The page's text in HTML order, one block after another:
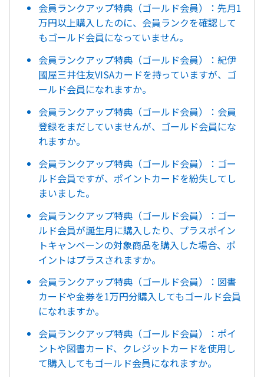
会員ランクアップ特典（ゴールド会員）：先月1
万円以上購入したのに、会員ランクを確認して
もゴールド会員になっていません。
会員ランクアップ特典（ゴールド会員）：紀伊
國屋三井住友VISAカードを持っていますが、ゴ
ールド会員になれますか。
会員ランクアップ特典（ゴールド会員）：会員
登録をまだしていませんが、ゴールド会員にな
れますか。
会員ランクアップ特典（ゴールド会員）：ゴー
ルド会員ですが、ポイントカードを紛失してし
まいました。
会員ランクアップ特典（ゴールド会員）：ゴー
ルド会員が誕生月に購入したり、プラスポイン
トキャンペーンの対象商品を購入した場合、ポ
イントはプラスされますか。
会員ランクアップ特典（ゴールド会員）：図書
カードや金券を1万円分購入してもゴールド会員
になれますか。
会員ランクアップ特典（ゴールド会員）：ポイ
ントや図書カード、クレジットカードを使用し
て購入してもゴールド会員になれますか。